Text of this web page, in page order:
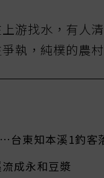
游找水，有人
執，純樸的農
台東知本溪1釣客
成永和豆漿